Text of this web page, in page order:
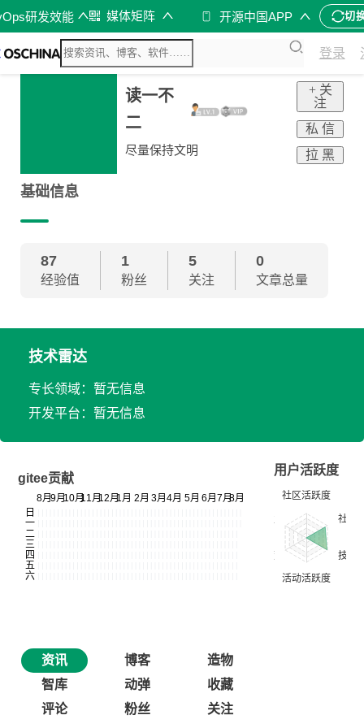
研发效能 媒体矩阵 开源中国APP 切
登录
读一不
二
尽量保持文明
+ 关
注
私 信
拉 黑
基础信息
87
经验值
1
粉丝
5
关注
0
文章总量
技术雷达
专长领域：暂无信息
开发平台：暂无信息
gitee贡献
用户活跃度
资讯 博客
造物
智库
动弹
收藏
评论
粉丝 关注